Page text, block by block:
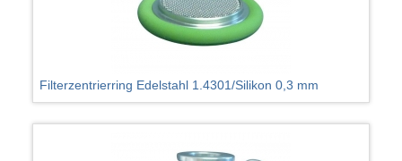
Filterzentrierring Edelstahl 1.4301/Silikon 0,3 mm